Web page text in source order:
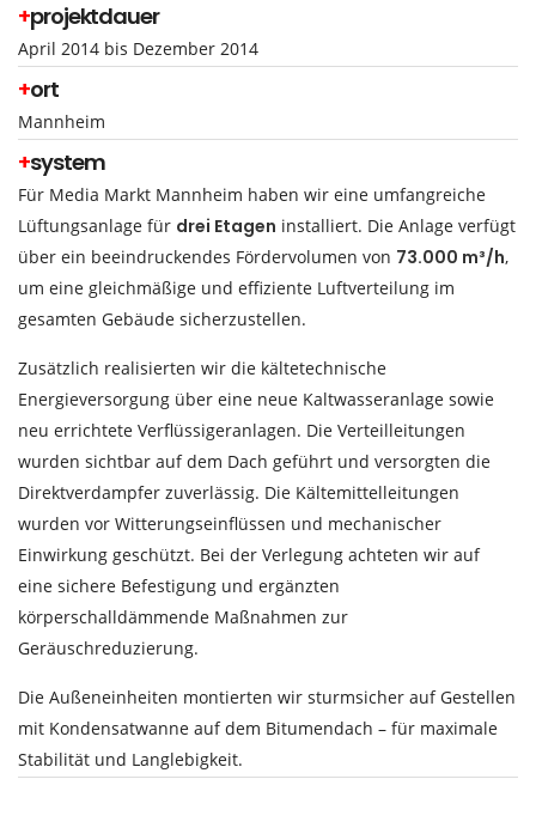
+projektdauer
April 2014 bis Dezember 2014
+ort
Mannheim
+system
Für Media Markt Mannheim haben wir eine umfangreiche
Lüftungsanlage für drei Etagen installiert. Die Anlage verfügt
über ein beeindruckendes Fördervolumen von 73.000 m³/h,
um eine gleichmäßige und effiziente Luftverteilung im
gesamten Gebäude sicherzustellen.
Zusätzlich realisierten wir die kältetechnische
Energieversorgung über eine neue Kaltwasseranlage sowie
neu errichtete Verflüssigeranlagen. Die Verteilleitungen
wurden sichtbar auf dem Dach geführt und versorgten die
Direktverdampfer zuverlässig. Die Kältemittelleitungen
wurden vor Witterungseinflüssen und mechanischer
Einwirkung geschützt. Bei der Verlegung achteten wir auf
eine sichere Befestigung und ergänzten
körperschalldämmende Maßnahmen zur
Geräuschreduzierung.
Die Außeneinheiten montierten wir sturmsicher auf Gestellen
mit Kondensatwanne auf dem Bitumendach – für maximale
Stabilität und Langlebigkeit.